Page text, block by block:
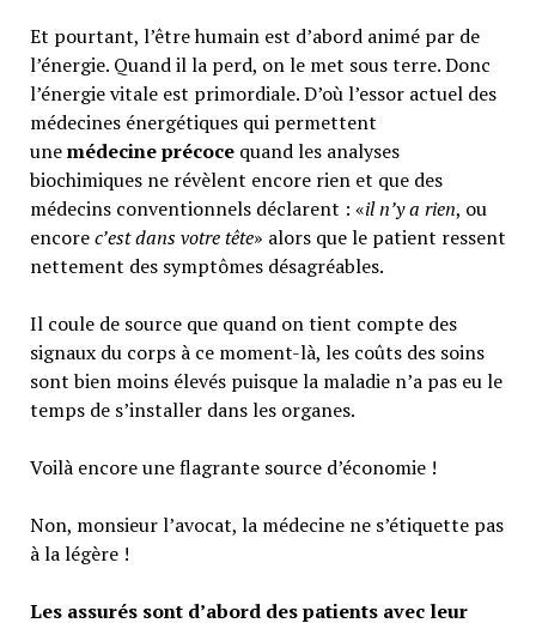
Et pourtant, l’être humain est d’abord animé par de
l’énergie. Quand il la perd, on le met sous terre. Donc
l’énergie vitale est primordiale. D’où l’essor actuel des
médecines énergétiques qui permettent
unemédecine précoce quand les analyses
biochimiques ne révèlent encore rien et que des
médecins conventionnels déclarent : «il n’y a rien, ou
encorec’est dans votre tête» alors que le patient ressent
nettement des symptômes désagréables.
Il coule de source que quand on tient compte des
signaux du corps à ce moment-là, les coûts des soins
sont bien moins élevés puisque la maladie n’a pas eu le
temps de s’installer dans les organes.
Voilà encore une flagrante source d’économie !
Non, monsieur l’avocat, la médecine ne s’étiquette pas
à la légère !
Les assurés sont d’abord des patients avec leur